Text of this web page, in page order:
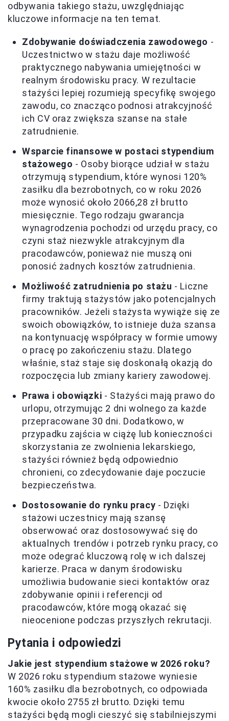
odbywania takiego stażu, uwzględniając
kluczowe informacje na ten temat.
Zdobywanie doświadczenia zawodowego -
Uczestnictwo w stażu daje możliwość
praktycznego nabywania umiejętności w
realnym środowisku pracy. W rezultacie
stażyści lepiej rozumieją specyfikę swojego
zawodu, co znacząco podnosi atrakcyjność
ich CV oraz zwiększa szanse na stałe
zatrudnienie.
Wsparcie finansowe w postaci stypendium
stażowego - Osoby biorące udział w stażu
otrzymują stypendium, które wynosi 120%
zasiłku dla bezrobotnych, co w roku 2026
może wynosić około 2066,28 zł brutto
miesięcznie. Tego rodzaju gwarancja
wynagrodzenia pochodzi od urzędu pracy, co
czyni staż niezwykle atrakcyjnym dla
pracodawców, ponieważ nie muszą oni
ponosić żadnych kosztów zatrudnienia.
Możliwość zatrudnienia po stażu - Liczne
firmy traktują stażystów jako potencjalnych
pracowników. Jeżeli stażysta wywiąże się ze
swoich obowiązków, to istnieje duża szansa
na kontynuację współpracy w formie umowy
o pracę po zakończeniu stażu. Dlatego
właśnie, staż staje się doskonałą okazją do
rozpoczęcia lub zmiany kariery zawodowej.
Prawa i obowiązki - Stażyści mają prawo do
urlopu, otrzymując 2 dni wolnego za każde
przepracowane 30 dni. Dodatkowo, w
przypadku zajścia w ciążę lub konieczności
skorzystania ze zwolnienia lekarskiego,
stażyści również będą odpowiednio
chronieni, co zdecydowanie daje poczucie
bezpieczeństwa.
Dostosowanie do rynku pracy - Dzięki
stażowi uczestnicy mają szansę
obserwować oraz dostosowywać się do
aktualnych trendów i potrzeb rynku pracy, co
może odegrać kluczową rolę w ich dalszej
karierze. Praca w danym środowisku
umożliwia budowanie sieci kontaktów oraz
zdobywanie opinii i referencji od
pracodawców, które mogą okazać się
nieocenione podczas przyszłych rekrutacji.
Pytania i odpowiedzi
Jakie jest stypendium stażowe w 2026 roku?
W 2026 roku stypendium stażowe wyniesie
160% zasiłku dla bezrobotnych, co odpowiada
kwocie około 2755 zł brutto. Dzięki temu
stażyści będą mogli cieszyć się stabilniejszymi